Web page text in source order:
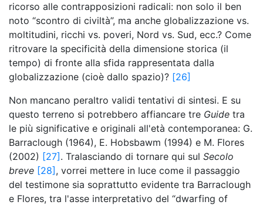
ricorso alle contrapposizioni radicali: non solo il ben
noto “scontro di civiltà”, ma anche globalizzazione vs.
moltitudini, ricchi vs. poveri, Nord vs. Sud, ecc.? Come
ritrovare la specificità della dimensione storica (il
tempo) di fronte alla sfida rappresentata dalla
globalizzazione (cioè dallo spazio)? [26]
Non mancano peraltro validi tentativi di sintesi. E su
questo terreno si potrebbero affiancare tre Guide tra
le più significative e originali all'età contemporanea: G.
Barraclough (1964), E. Hobsbawm (1994) e M. Flores
(2002) [27] . Tralasciando di tornare qui sul Secolo
breve [28] , vorrei mettere in luce come il passaggio
del testimone sia soprattutto evidente tra Barraclough
e Flores, tra l'asse interpretativo del “dwarfing of